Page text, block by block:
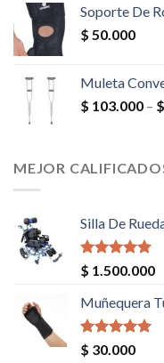
Soporte De
$ 50.000
Muleta
$ 103.000 – $
MEJOR
Silla De
Valorado en
5.00
$ 1.500.000
Muñequera
Valorado en
$ 30.000